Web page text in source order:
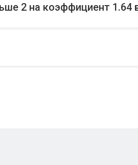
2 на коэффициент 1.64